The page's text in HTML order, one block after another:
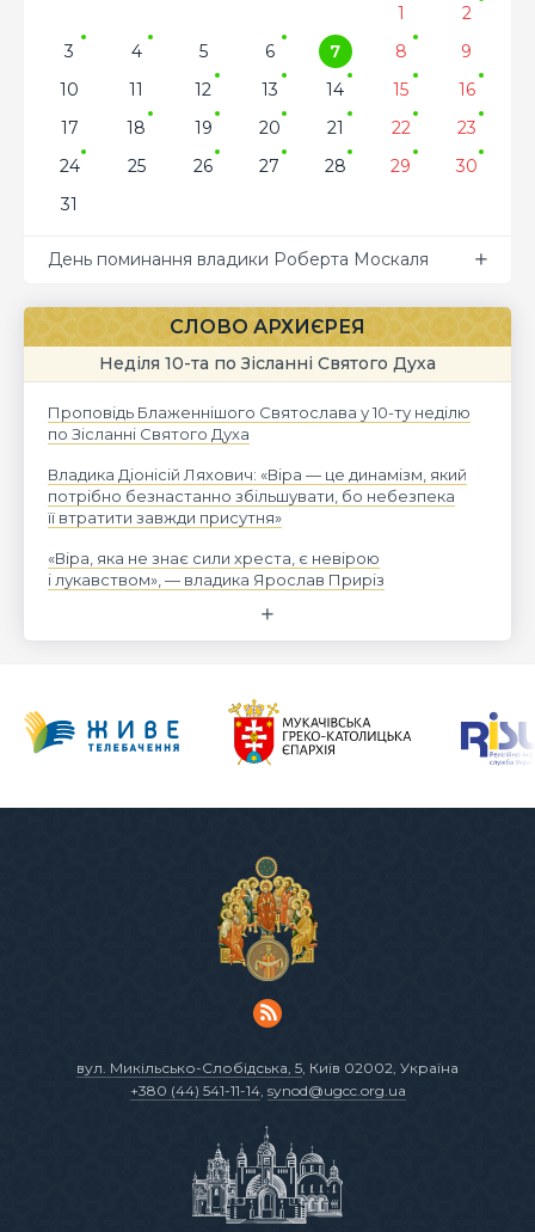
1
2
3
4 5 6 7 8
9
10
11 12 13 14 15
16
17
18 19 20 21 22
23
24
25 26 27 28 29
30
31
День поминання владики Роберта Москаля
СЛОВО АРХИЄРЕЯ
Неділя 10-та по Зісланні Святого Духа
Проповідь Блаженнішого Святослава у 10-ту неділю
по Зісланні Святого Духа
Владика Діонісій Ляхович: «Віра — це динамізм, який
потрібно безнастанно збільшувати, бо небезпека
її втратити завжди присутня»
«Віра, яка не знає сили хреста, є невірою
і лукавством», — владика Ярослав Приріз
вул. Микільсько-Слобідська, 5, Київ 02002, Україна
+380 (44) 541-11-14, synod@ugcc.org.ua